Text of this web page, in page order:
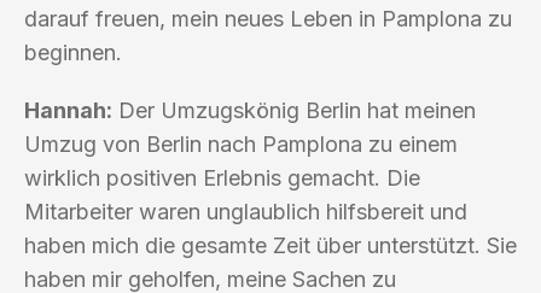
darauf freuen, mein neues Leben in Pamplona zu
beginnen.
Hannah: Der Umzugskönig Berlin hat meinen
Umzug von Berlin nach Pamplona zu einem
wirklich positiven Erlebnis gemacht. Die
Mitarbeiter waren unglaublich hilfsbereit und
haben mich die gesamte Zeit über unterstützt. Sie
haben mir geholfen, meine Sachen zu